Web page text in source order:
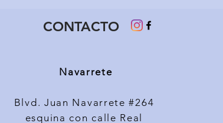
CONTACTO
Navarrete
Blvd. Juan Navarrete #264
esquina con calle Real